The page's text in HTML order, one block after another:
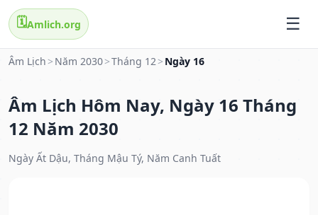
🗓️Amlich.org
Âm Lịch > Năm 2030>Tháng 12> Ngày 16
Âm Lịch Hôm Nay, Ngày 16 Tháng
12 Năm 2030
Ngày Ất Dậu, Tháng Mậu Tý, Năm Canh Tuất